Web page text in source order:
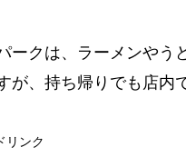
ークは、ラーメンやう
が、持ち帰りでも店内
リンク